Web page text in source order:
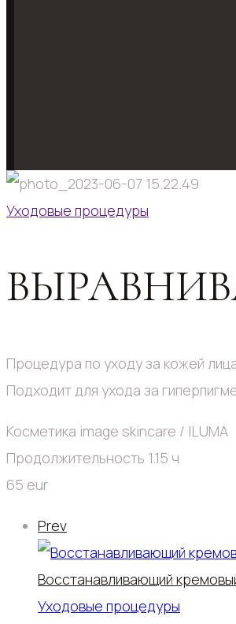
Уходовые процедуры
Процедура по уходу за кожей
Подходит для ухода за
Косметика image skincare / ILUMA
Продолжительность 1.15 ч
65 eur
Prev
Восстанавливающий
Уходовые процедуры